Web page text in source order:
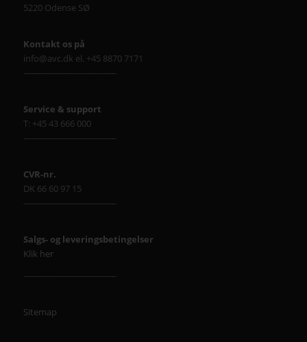
5220 Odense SØ
Kontakt os på
info@avc.dk el. +45 8870 7171
----------------------------------
Service & support
T: +45 43 666 000
----------------------------------
CVR-nr.
DK 66 60 97 15
----------------------------------
Salgs- og leveringsbetingelser
Klik her
----------------------------------
Sitemap